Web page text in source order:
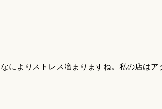
によりストレス溜まりますね。私の店は